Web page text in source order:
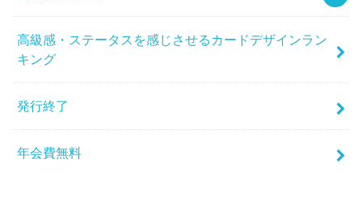
高級感・ステータスを感じさせるカードデザインラン
キング
発行終了
年会費無料